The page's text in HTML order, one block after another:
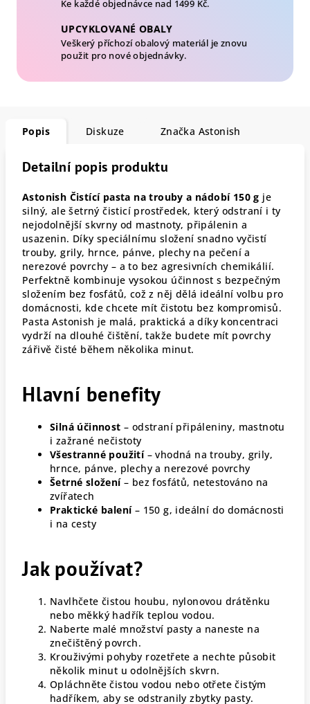
Ke každé objednávce nad 1499 Kč.
UPCYKLOVANÉ OBALY
Veškerý příchozí obalový materiál je znovu
použit pro nové objednávky.
Popis Diskuze Značka Astonish
Detailní popis produktu
Astonish Čistící pasta na trouby a nádobí 150 g je
silný, ale šetrný čisticí prostředek, který odstraní i ty
nejodolnější skvrny od mastnoty, připálenin a
usazenin. Díky speciálnímu složení snadno vyčistí
trouby, grily, hrnce, pánve, plechy na pečení a
nerezové povrchy – a to bez agresivních chemikálií.
Perfektně kombinuje vysokou účinnost s bezpečným
složením bez fosfátů, což z něj dělá ideální volbu pro
domácnosti, kde chcete mít čistotu bez kompromisů.
Pasta Astonish je malá, praktická a díky koncentraci
vydrží na dlouhé čištění, takže budete mít povrchy
zářivě čisté během několika minut.
Hlavní benefity
Silná účinnost – odstraní připáleniny, mastnotu
i zažrané nečistoty
Všestranné použití– vhodná na trouby, grily,
hrnce, pánve, plechy a nerezové povrchy
Šetrné složení– bez fosfátů, netestováno na
zvířatech
Praktické balení– 150 g, ideální do domácnosti
i na cesty
Jak používat?
Navlhčete čistou houbu, nylonovou drátěnku
nebo měkký hadřík teplou vodou.
Naberte malé množství pasty a naneste na
znečištěný povrch.
Krouživými pohyby rozetřete a nechte působit
několik minut u odolnějších skvrn.
Opláchněte čistou vodou nebo otřete čistým
hadříkem, aby se odstranily zbytky pasty.